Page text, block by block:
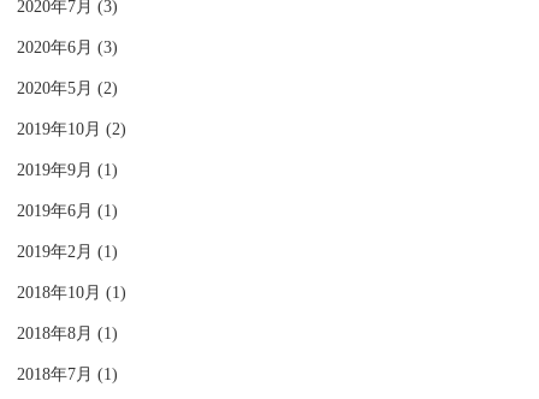
2020年7月 (3)
2020年6月 (3)
2020年5月 (2)
2019年10月 (2)
2019年9月 (1)
2019年6月 (1)
2019年2月 (1)
2018年10月 (1)
2018年8月 (1)
2018年7月 (1)